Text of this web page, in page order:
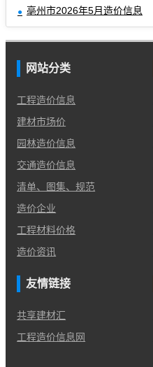
亳州市2026年5月造价信息
网站分类
工程造价信息
建材市场价
园林造价信息
交通造价信息
清单、图集、规范
造价企业
工程材料价格
造价资讯
友情链接
共享建材汇
工程造价信息网